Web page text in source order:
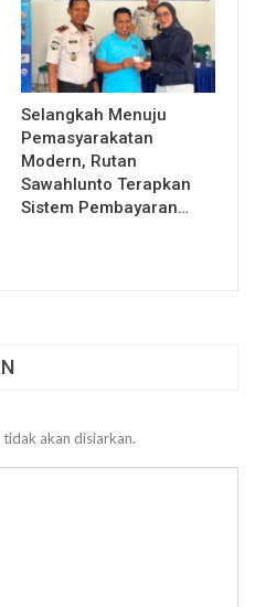
Selangkah Menuju
Pemasyarakatan
Modern, Rutan
Sawahlunto Terapkan
Sistem Pembayaran…
akan disiarkan.